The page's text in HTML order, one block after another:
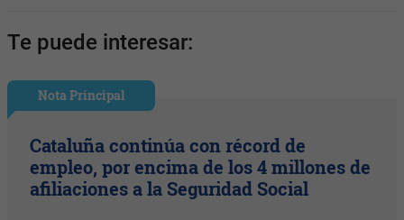
Te puede interesar:
Nota Principal
Cataluña continúa con récord de
empleo, por encima de los 4 millones de
afiliaciones a la Seguridad Social